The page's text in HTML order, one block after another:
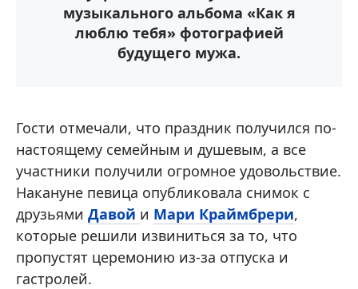
музыкального альбома «Как я
люблю тебя» фотографией
будущего мужа.
Гости отмечали, что праздник получился по-
настоящему семейным и душевым, а все
участники получили огромное удовольствие.
Накануне певица опубликовала снимок с
друзьями Давой и Мари Краймбрери,
которые решили извиниться за то, что
пропустят церемонию из-за отпуска и
гастролей.